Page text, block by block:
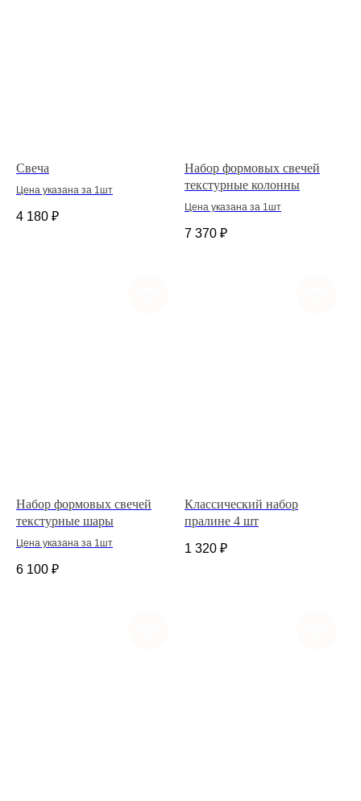
Свеча
Цена указана за 1шт
4 180 ₽
Набор формовых свечей
текстурные колонны
Цена указана за 1шт
7 370 ₽
Набор формовых свечей
текстурные шары
Цена указана за 1шт
6 100 ₽
Классический набор
пралине 4 шт
1 320 ₽